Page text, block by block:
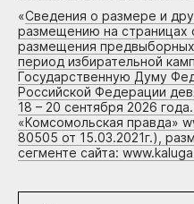
«Сведения о размере и
размещению на страницах
размещения
период избирательной
Государственную Думу
Российской Федерации
18 – 20 сентября 2026
«Комсомольская правда»
80505 от 15.03.2021г.),
сегменте сайта: